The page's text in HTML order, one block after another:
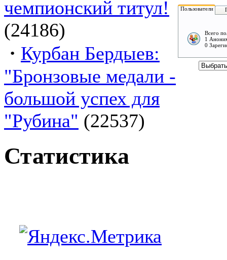
чемпионский титул!
(24186)
· Курбан Бердыев:
"Бронзовые медали -
большой успех для
"Рубина" (22537)
Статистика
Пользователи
Всего
1
0